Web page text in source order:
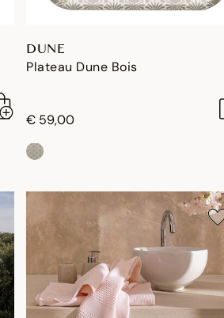
DUNE
Plateau Dune Bois
€ 59,00